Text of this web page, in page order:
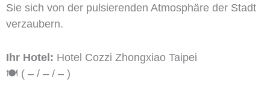
Sie sich von der pulsierenden Atmosphäre der Stadt
verzaubern.
Ihr Hotel: Hotel Cozzi Zhongxiao Taipei
🍽️ ( – / – / – )